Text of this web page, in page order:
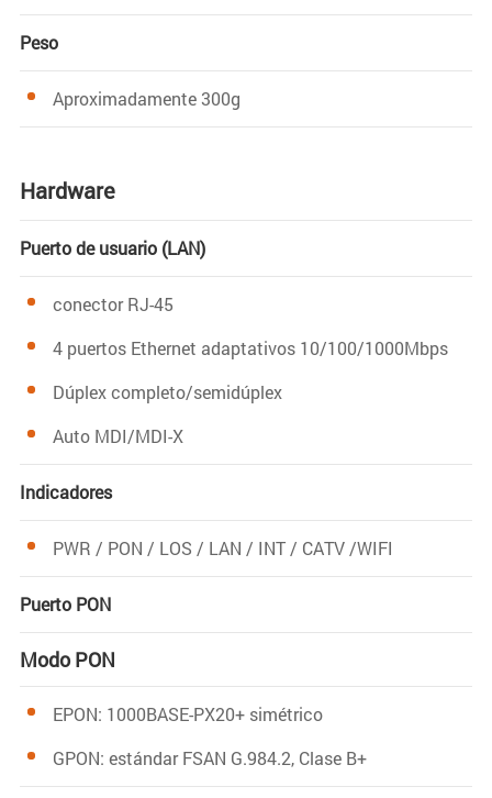
Peso
Aproximadamente 300g
Hardware
Puerto de usuario (LAN)
conector RJ-45
4 puertos Ethernet adaptativos 10/100/1000Mbps
Dúplex completo/semidúplex
Auto MDI/MDI-X
Indicadores
PWR / PON / LOS / LAN / INT / CATV /WIFI
Puerto PON
Modo PON
EPON: 1000BASE-PX20+ simétrico
GPON: estándar FSAN G.984.2, Clase B+